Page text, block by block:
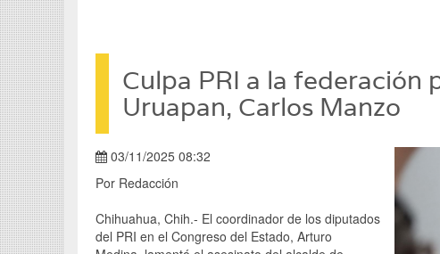
Culpa PRI a la federación
Uruapan, Carlos Manzo
03/11/2025 08:32
Por Redacción
Chihuahua, Chih.- El coordinador de los diputados
del PRI en el Congreso del Estado, Arturo